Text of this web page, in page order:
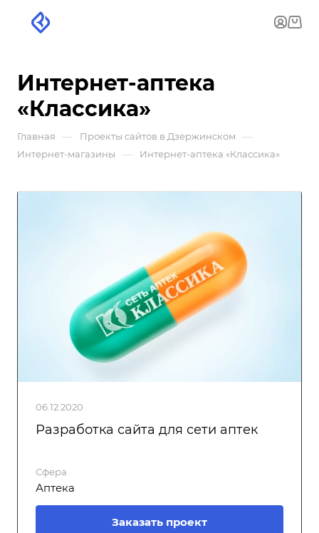
Интернет-аптека
«Классика»
Главная — Проекты сайтов в Дзержинском —
Интернет-магазины — Интернет-аптека «Классика»
06.12.2020
Разработка сайта для сети аптек
Сфера
Аптека
Заказать проект